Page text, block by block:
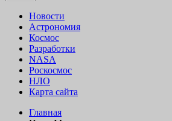
Новости
Астрономия
Космос
Разработки
NASA
Роскосмос
НЛО
Карта сайта
Главная